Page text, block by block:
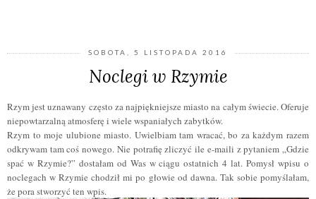
SOBOTA, 5 LISTOPADA 2016
Noclegi w Rzymie
Rzym jest uznawany często za najpiękniejsze miasto na całym świecie. Oferuje
niepowtarzalną atmosferę i wiele wspaniałych zabytków.
Rzym to moje ulubione miasto. Uwielbiam tam wracać, bo za każdym razem
odkrywam tam coś nowego. Nie potrafię zliczyć ile e-maili z pytaniem „Gdzie
spać w Rzymie?” dostałam od Was w ciągu ostatnich 4 lat. Pomysł wpisu o
noclegach w Rzymie chodził mi po głowie od dawna. Tak sobie pomyślałam,
że pora stworzyć ten wpis.